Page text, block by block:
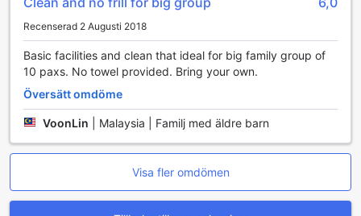
Upptäck Brinchang: En Grönskande Oas i Cameron
Highlands
Brinchang, beläget i hjärtat av Cameron Highlands, är en
pittoresk stad som erbjuder en perfekt blandning av
naturskönhet och kulturell rikedom. Känd för sina svala
klimat och frodiga grönområden, är denna destination en
fristad för naturälskare och äventyrslystna resenärer. Här
sig över kullarna, där du kan delta i guidade turer och lära
dig om den traditionella teproduktionsprocessen. De
vidsträckta landskapen är inte bara en fröjd för ögonen; de
erbjuder också fantastiska möjligheter för vandring och
Recenserad 2 Augusti 2018
Basic facilities and clean that ideal for big family group of
10 paxs. No towel provided. Bring your own.
Översätt omdöme
VoonLin Malaysia | Familj med äldre barn
Visa fler omdömen